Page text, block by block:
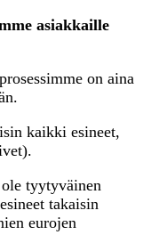
asiakkaille
on aina
kaikki esineet,
tyytyväinen
takaisin
eurojen